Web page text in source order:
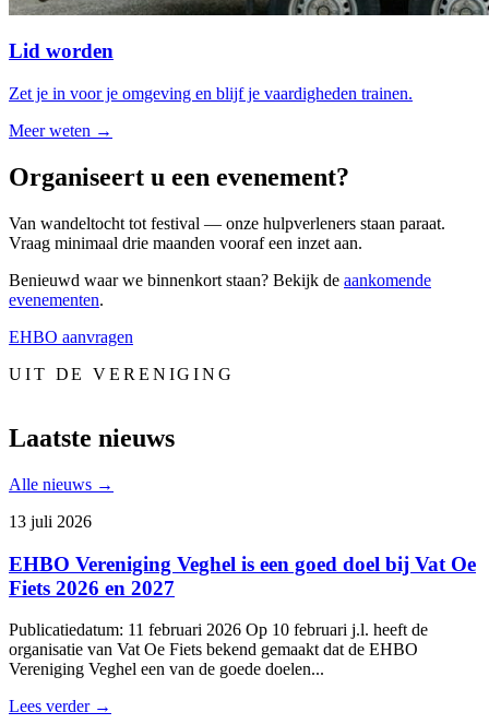
Lid worden
Zet je in voor je omgeving en blijf je vaardigheden trainen.
Meer weten →
Organiseert u een evenement?
Van wandeltocht tot festival — onze hulpverleners staan paraat.
Vraag minimaal drie maanden vooraf een inzet aan.
Benieuwd waar we binnenkort staan? Bekijk de aankomende
evenementen.
EHBO aanvragen
UIT DE VERENIGING
Laatste nieuws
Alle nieuws →
13 juli 2026
EHBO Vereniging Veghel is een goed doel bij Vat Oe
Fiets 2026 en 2027
Publicatiedatum: 11 februari 2026 Op 10 februari j.l. heeft de
organisatie van Vat Oe Fiets bekend gemaakt dat de EHBO
Vereniging Veghel een van de goede doelen...
Lees verder →